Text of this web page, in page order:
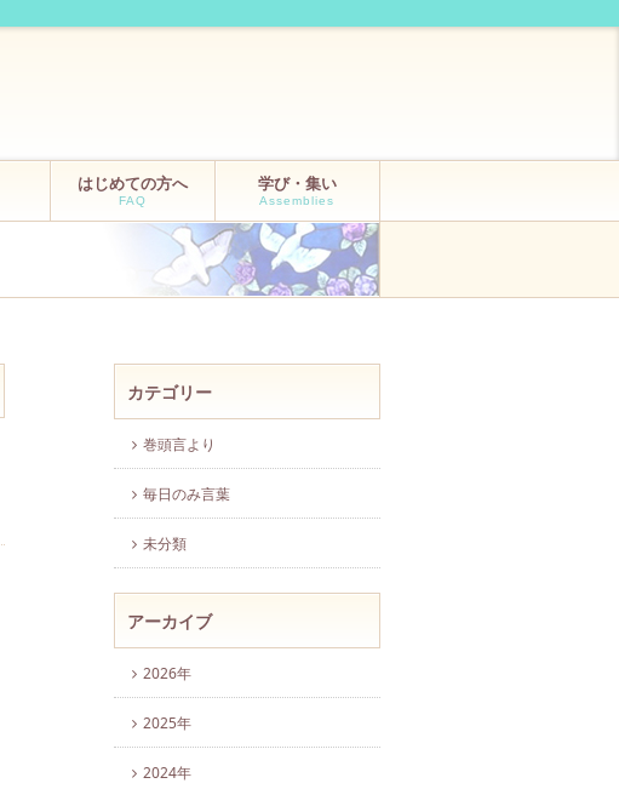
はじめての方へ
FAQ
学び・集い
Assemblies
カテゴリー
巻頭言より
毎日のみ言葉
未分類
アーカイブ
2026年
2025年
2024年